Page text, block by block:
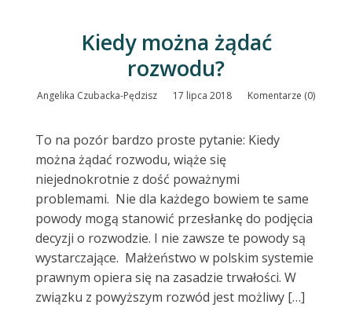
Kiedy można żądać
rozwodu?
Angelika Czubacka-Pędzisz 17 lipca 2018 Komentarze (0)
To na pozór bardzo proste pytanie: Kiedy
można żądać rozwodu, wiąże się
niejednokrotnie z dość poważnymi
problemami. Nie dla każdego bowiem te same
powody mogą stanowić przesłankę do podjęcia
decyzji o rozwodzie. I nie zawsze te powody są
wystarczające. Małżeństwo w polskim systemie
prawnym opiera się na zasadzie trwałości. W
związku z powyższym rozwód jest możliwy […]